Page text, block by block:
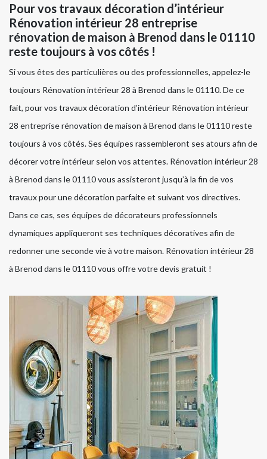
Pour vos travaux décoration d’intérieur
Rénovation intérieur 28 entreprise
rénovation de maison à Brenod dans le 01110
reste toujours à vos côtés !
Si vous êtes des particulières ou des professionnelles, appelez-le
toujours Rénovation intérieur 28 à Brenod dans le 01110. De ce
fait, pour vos travaux décoration d’intérieur Rénovation intérieur
28 entreprise rénovation de maison à Brenod dans le 01110 reste
toujours à vos côtés. Ses équipes rassembleront ses atours afin de
décorer votre intérieur selon vos attentes. Rénovation intérieur 28
à Brenod dans le 01110 vous assisteront jusqu’à la fin de vos
travaux pour une décoration parfaite et suivant vos directives.
Dans ce cas, ses équipes de décorateurs professionnels
dynamiques appliqueront ses techniques décoratives afin de
redonner une seconde vie à votre maison. Rénovation intérieur 28
à Brenod dans le 01110 vous offre votre devis gratuit !